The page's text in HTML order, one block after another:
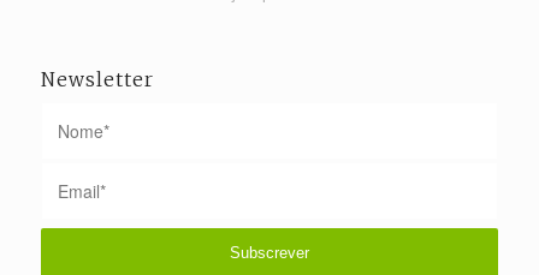
Newsletter